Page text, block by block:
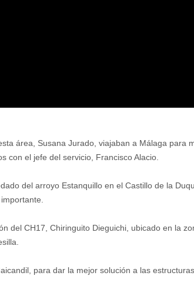
área, Susana Jurado, viajaban a Málaga para
con el jefe del servicio, Francisco Alacio.
del arroyo Estanquillo en el Castillo de la
del CH17, Chiringuito Dieguichi, ubicado en la
para dar la mejor solución a las